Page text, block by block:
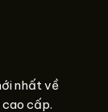
nhất về
cao cấp.